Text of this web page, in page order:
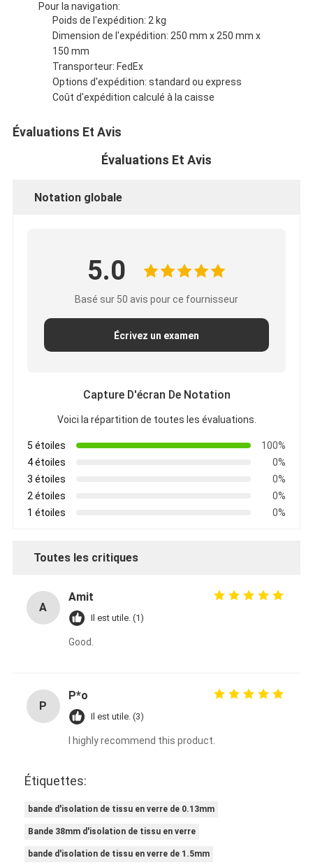
Pour la navigation:
Poids de l'expédition: 2 kg
Dimension de l'expédition: 250 mm x 250 mm x
150 mm
Transporteur: FedEx
Options d'expédition: standard ou express
Coût d'expédition calculé à la caisse
Évaluations Et Avis
Évaluations Et Avis
Notation globale
5.0
Basé sur 50 avis pour ce fournisseur
Écrivez un examen
Capture D'écran De Notation
Voici la répartition de toutes les évaluations.
5 étoiles
100%
4 étoiles
0%
3 étoiles
0%
2 étoiles
0%
1 étoiles
0%
Toutes les critiques
A
Amit
Il est utile. (1)
Good.
P
P*o
Il est utile. (3)
I highly recommend this product.
Étiquettes:
bande d'isolation de tissu en verre de 0.13mm
Bande 38mm d'isolation de tissu en verre
bande d'isolation de tissu en verre de 1.5mm